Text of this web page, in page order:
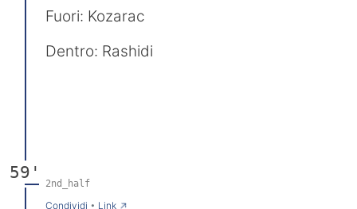
Fuori: Kozarac
Dentro: Rashidi
59'
2nd_half
Condividi • Link→